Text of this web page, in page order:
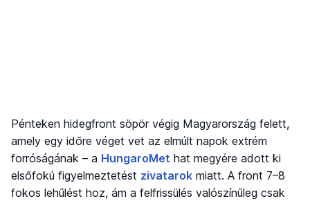
Pénteken hidegfront söpör végig Magyarország felett,
amely egy időre véget vet az elmúlt napok extrém
forróságának – a HungaroMet hat megyére adott ki
elsőfokú figyelmeztetést zivatarok miatt. A front 7–8
fokos lehűlést hoz, ám a felfrissülés valószínűleg csak